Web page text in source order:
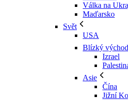
Válka na
Maďarsko
Svět
USA
Blízký východ
Izrael
Asie
Čína
Jižní